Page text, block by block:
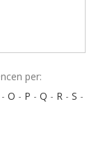
per:
- O - P - Q - R - S -